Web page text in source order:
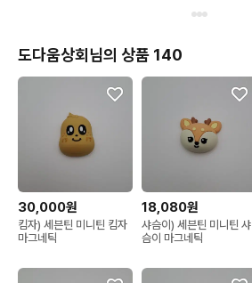
도다움상회님의 상품 140
30,000원
킴자) 세븐틴 미니틴 킴자
마그네틱
18,080원
샤슴이) 세븐틴 미니틴 샤
슴이 마그네틱